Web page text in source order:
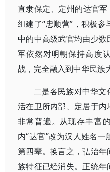
直隶保定、定州的达官军
组建了“忠顺营”，积极
中的中高级武官均由少
军依然对明朝保持高度
战，完全融入到中华民族
二是各民族对中华文
活在卫所内部、定居于
非常普遍。从现存丰富
内“达官”改为汉人姓名
第四辈。换言之，弘治
族特征已经消失。正统